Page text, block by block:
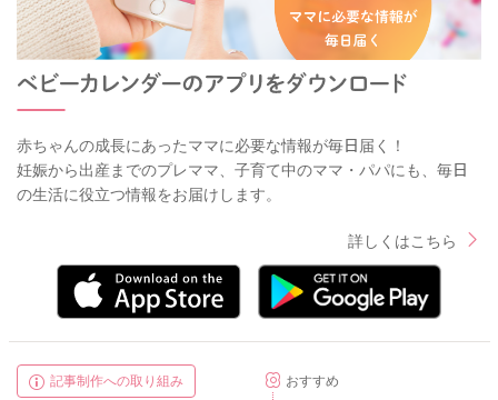
赤ちゃんの成長にあったママに必要な情報が毎日届く！
妊娠から出産までのプレママ、子育て中のママ・パパにも、毎日
の生活に役立つ情報をお届けします。
詳しくはこちら
記事制作への取り組み
おすすめ